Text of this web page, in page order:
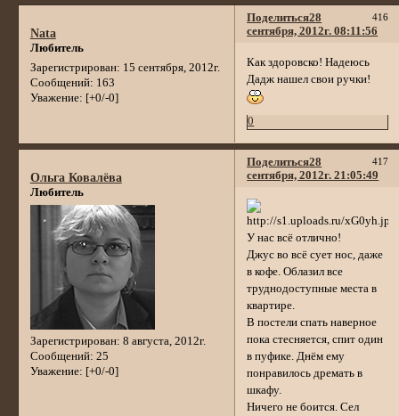
Поделиться 416
28
сентября, 2012г. 08:11:56
Nata
Любитель
Зарегистрирован: 15 сентября, 2012г.
Сообщений: 163
Уважение: [+0/-0]
Как здоровско! Надеюсь
Дадж нашел свои ручки!
0
Поделиться 417
28
сентября, 2012г. 21:05:49
Ольга Ковалёва
Любитель
Зарегистрирован: 8 августа, 2012г.
Сообщений: 25
Уважение: [+0/-0]
У нас всё отлично!
Джус во всё сует нос, даже
в кофе. Облазил все
труднодоступные места в
квартире.
В постели спать наверное
пока стесняется, спит один
в пуфике. Днём ему
понравилось дремать в
шкафу.
Ничего не боится. Сел